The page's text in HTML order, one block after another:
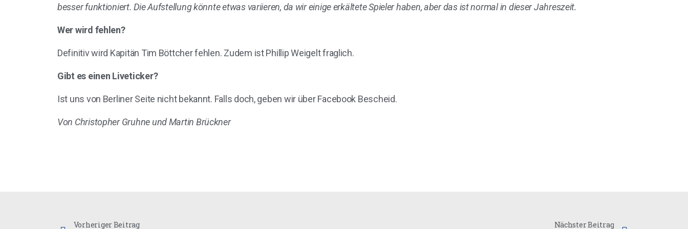
besser funktioniert. Die Aufstellung könnte etwas variieren, da wir einige erkältete Spieler haben, aber das ist normal in dieser Jahreszeit.
Wer wird fehlen?
Definitiv wird Kapitän Tim Böttcher fehlen. Zudem ist Phillip Weigelt fraglich.
Gibt es einen Liveticker?
Ist uns von Berliner Seite nicht bekannt. Falls doch, geben wir über Facebook Bescheid.
Von Christopher Gruhne und Martin Brückner
Vorheriger Beitrag Nächster Beitrag